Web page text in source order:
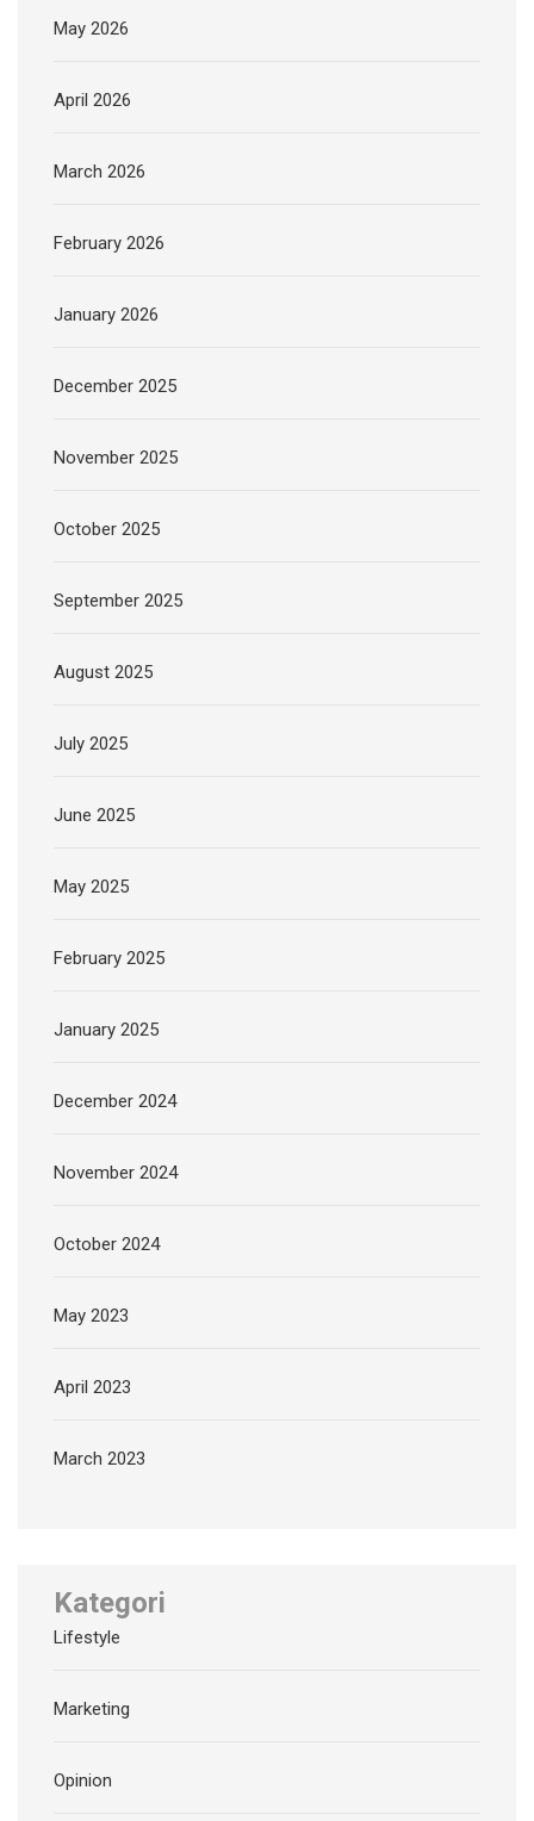
May 2026
April 2026
March 2026
February 2026
January 2026
December 2025
November 2025
October 2025
September 2025
August 2025
July 2025
June 2025
May 2025
February 2025
January 2025
December 2024
November 2024
October 2024
May 2023
April 2023
March 2023
Kategori
Lifestyle
Marketing
Opinion